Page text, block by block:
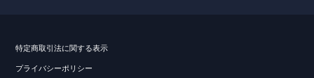
特定商取引法に関する表示
プライバシーポリシー